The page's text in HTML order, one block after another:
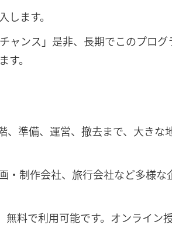
ます。
ャンス」是非、長期でこのプログ
。
、準備、運営、撤去まで、大きな
・制作会社、旅行会社など多様な
料で利用可能です。オンライン